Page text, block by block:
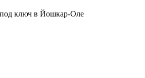
ключ в Йошкар-Оле